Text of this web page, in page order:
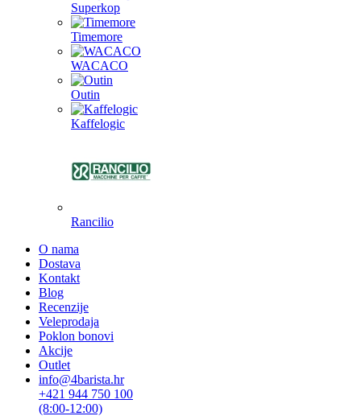
Superkop
Timemore
WACACO
Outin
Kaffelogic
Rancilio
O nama
Dostava
Kontakt
Blog
Recenzije
Veleprodaja
Poklon bonovi
Akcije
Outlet
info@4barista.hr
+421 944 750 100
(8:00-12:00)